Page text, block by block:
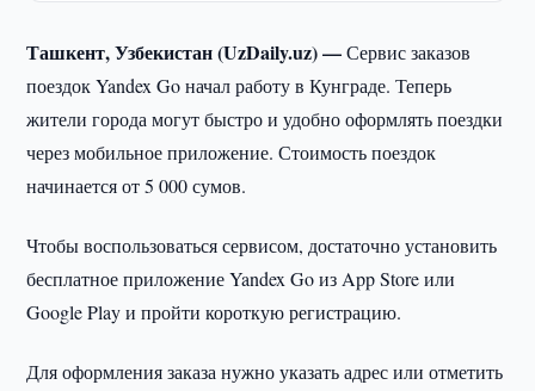
Ташкент, Узбекистан (UzDaily.uz) —Сервис заказов
поездок Yandex Go начал работу в Кунграде. Теперь
жители города могут быстро и удобно оформлять поездки
через мобильное приложение. Стоимость поездок
начинается от 5 000 сумов.
Чтобы воспользоваться сервисом, достаточно установить
бесплатное приложение Yandex Go из App Store или
Google Play и пройти короткую регистрацию.
Для оформления заказа нужно указать адрес или отметить